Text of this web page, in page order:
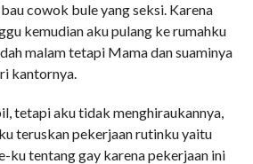
cowok bule yang seksi. Karena
kemudian aku pulang ke rumahku
malam tetapi Mama dan suaminya
kantornya.
tetapi aku tidak menghiraukannya,
teruskan pekerjaan rutinku yaitu
ku tentang gay karena pekerjaan ini